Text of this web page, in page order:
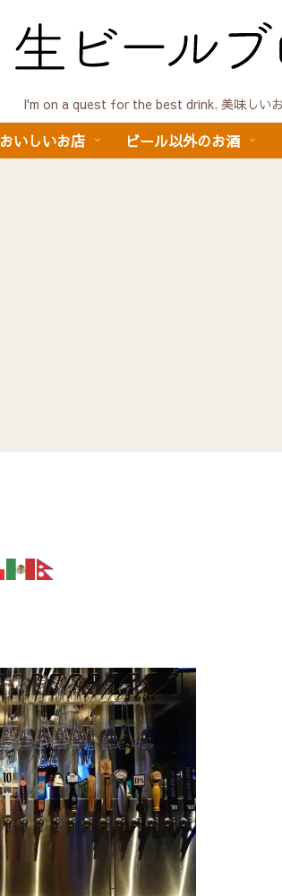
I'm on a quest for the best drink. 美味しい
おいしいお店 ビール以外のお酒